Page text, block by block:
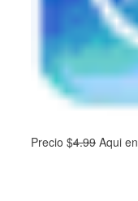
Precio $4.99 Aqui en